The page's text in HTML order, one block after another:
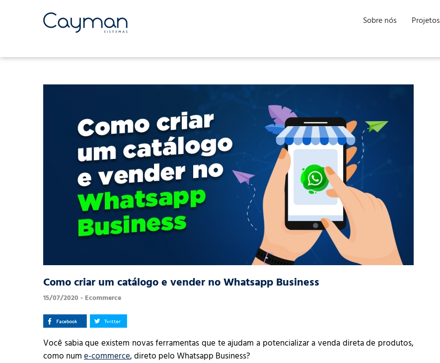
Sobre nós Projetos
Como criar um catálogo e vender no Whatsapp Business
15/07/2020 - Ecommerce
Você sabia que existem novas ferramentas que te ajudam a potencializar a venda direta de produtos,
como num e-commerce, direto pelo Whatsapp Business?